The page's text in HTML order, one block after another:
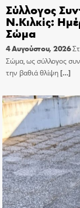
Σύλλογος
Ν.Κιλκίς:
Σώμα
4 Αυγούστου, 2026
Σώμα, ως σύλλογος
την βαθιά θλίψη[…]